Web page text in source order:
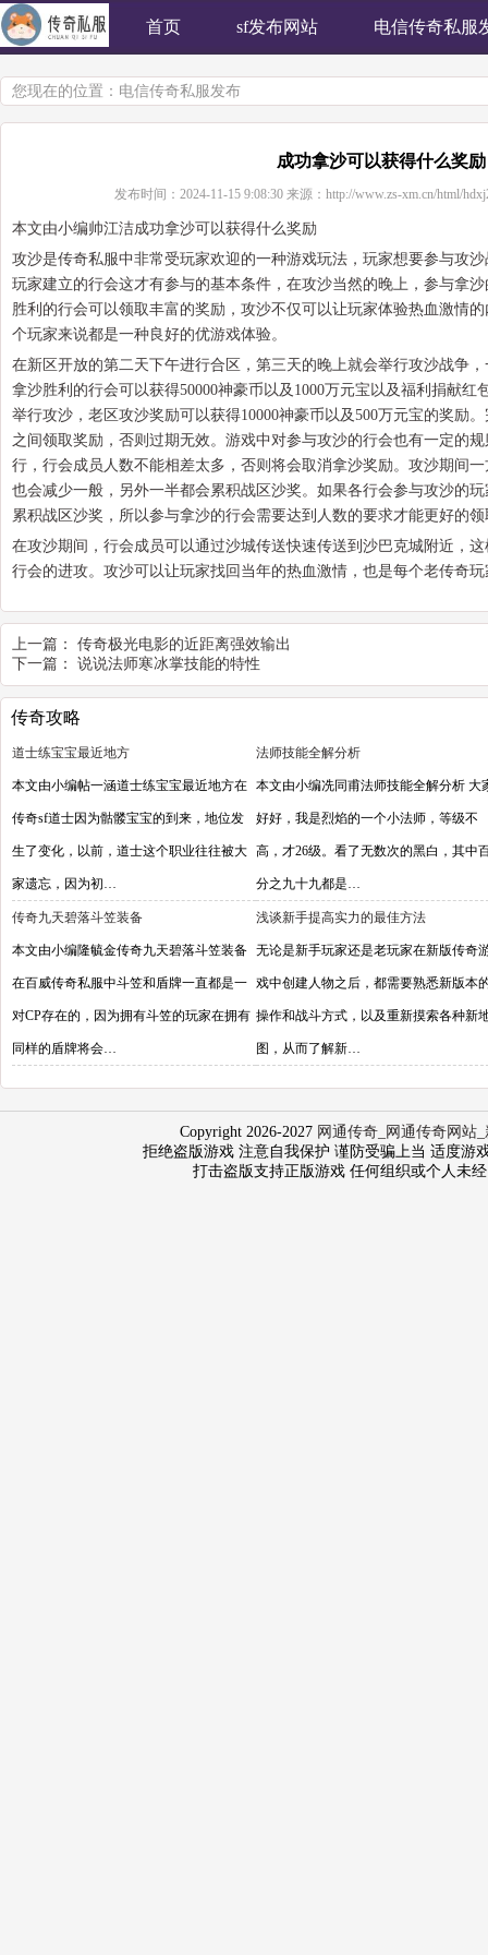
首页 sf发布网站 电信传奇私服
您现在的位置： 电信传奇私服发布
成功拿沙可以获得什么奖励
发布时间： 2024-11-15 9:08:30来源： http://www.zs-xm.cn/html/
本文由小编帅江洁成功拿沙可以获得什么奖励
攻沙是传奇私服中非常受玩家欢迎的一种游戏玩法，玩家想要参与攻
玩家建立的行会这才有参与的基本条件，在攻沙当然的晚上，参与拿
胜利的行会可以领取丰富的奖励，攻沙不仅可以让玩家体验热血激情
个玩家来说都是一种良好的优游戏体验。
在新区开放的第二天下午进行合区，第三天的晚上就会举行攻沙战争
拿沙胜利的行会可以获得50000神豪币以及1000万元宝以及福利捐献
举行攻沙，老区攻沙奖励可以获得10000神豪币以及500万元宝的奖励
之间领取奖励，否则过期无效。游戏中对参与攻沙的行会也有一定的
行，行会成员人数不能相差太多，否则将会取消拿沙奖励。攻沙期间
也会减少一般，另外一半都会累积战区沙奖。如果各行会参与攻沙的
累积战区沙奖，所以参与拿沙的行会需要达到人数的要求才能更好的
在攻沙期间，行会成员可以通过沙城传送快速传送到沙巴克城附近，
行会的进攻。攻沙可以让玩家找回当年的热血激情，也是每个老传奇
上一篇： 传奇极光电影的近距离强效输出
下一篇： 说说法师寒冰掌技能的特性
传奇攻略
道士练宝宝最近地方
本文由小编帖一涵道士练宝宝最近地方在
传奇sf道士因为骷髅宝宝的到来，地位发
生了变化，以前，道士这个职业往往被大
家遗忘，因为初…
法师技能全解分析
本文由小编冼同甫法师技能全解分析 大
好好，我是烈焰的一个小法师，等级不
高，才26级。看了无数次的黑白，其中
分之九十九都是…
传奇九天碧落斗笠装备
本文由小编隆毓金传奇九天碧落斗笠装备
在百威传奇私服中斗笠和盾牌一直都是一
对CP存在的，因为拥有斗笠的玩家在拥有
同样的盾牌将会…
浅谈新手提高实力的最佳方法
无论是新手玩家还是老玩家在新版传奇
戏中创建人物之后，都需要熟悉新版本
操作和战斗方式，以及重新摸索各种新
图，从而了解新…
Copyright 2026-2027 网通传奇_网通传奇网站
拒绝盗版游戏 注意自我保护 谨防受骗上当 适度游
打击盗版支持正版游戏 任何组织或个人未